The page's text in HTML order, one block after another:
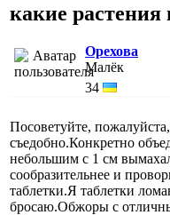
какие растения
Орехова
Малёк
34
Посоветуйте,
съедобно.Конкретно
небольшим с 1 см
сообразительнее и
таблетки.Я таблетки
бросаю.Обжоры с